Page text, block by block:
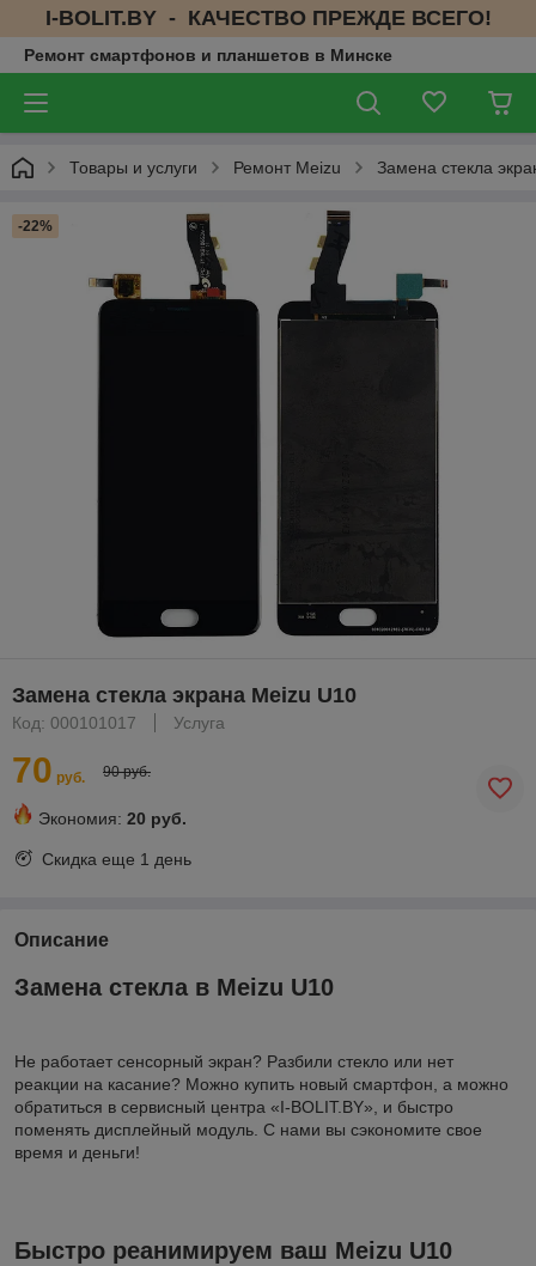
I-BOLIT.BY - КАЧЕСТВО ПРЕЖДЕ ВСЕГО!
Ремонт смартфонов и планшетов в Минске
Товары и услуги Ремонт Meizu Замена стекла
-22%
Замена стекла экрана Meizu U10
Код: 000101017 Услуга
70 руб. 90 руб.
Экономия: 20 руб.
Скидка еще 1 день
Описание
Замена стекла в Meizu U10
Не работает сенсорный экран? Разбили стекло или нет
реакции на касание? Можно купить новый смартфон, а можно
обратиться в сервисный центра «I-BOLIT.BY», и быстро
поменять дисплейный модуль. С нами вы сэкономите свое
время и деньги!
Быстро реанимируем ваш Meizu U10